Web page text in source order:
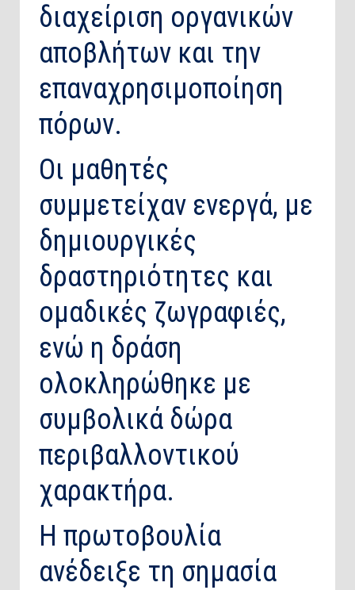
διαχείριση οργανικών
αποβλήτων και την
επαναχρησιμοποίηση
πόρων.
Οι μαθητές
συμμετείχαν ενεργά, με
δημιουργικές
δραστηριότητες και
ομαδικές ζωγραφιές,
ενώ η δράση
ολοκληρώθηκε με
συμβολικά δώρα
περιβαλλοντικού
χαρακτήρα.
Η πρωτοβουλία
ανέδειξε τη σημασία